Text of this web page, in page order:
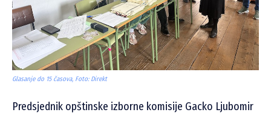
Glasanje do 15 časova, Foto: Direkt
Predsjednik opštinske izborne komisije Gacko Ljubomir